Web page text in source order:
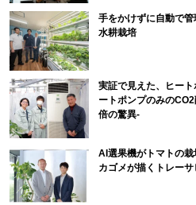
手をかけずに自動で
水耕栽培
実証で見えた、ヒー
ートポンプのみの
倍の驚異-
AI選果機がトマトの
カゴメが描くトレー